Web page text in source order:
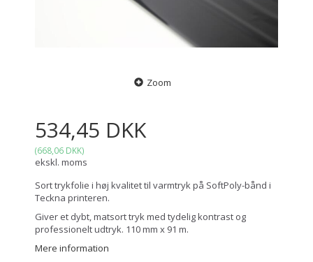
Zoom
534,45 DKK
(668,06 DKK)
ekskl. moms
Sort trykfolie i høj kvalitet til varmtryk på SoftPoly-bånd i
Teckna printeren.
Giver et dybt, matsort tryk med tydelig kontrast og
professionelt udtryk. 110 mm x 91 m.
Mere information